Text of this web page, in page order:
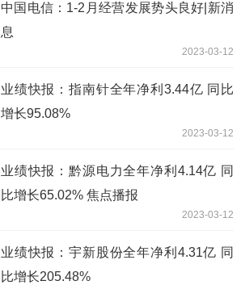
中国电信：1-2月经营发展势头良好|新消
息
2023-03-12
业绩快报：指南针全年净利3.44亿 同比
增长95.08%
2023-03-12
业绩快报：黔源电力全年净利4.14亿 同
比增长65.02% 焦点播报
2023-03-12
业绩快报：宇新股份全年净利4.31亿 同
比增长205.48%